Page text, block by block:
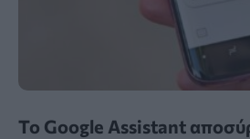
Το Google Assistant